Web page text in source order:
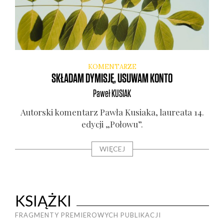
KOMENTARZE
SKŁADAM DYMISJĘ, USUWAM KONTO
PawełKUSIAK
Autor­ski komen­tarz Paw­ła Kusia­ka, lau­re­ata 14.
edy­cji „Poło­wu”.
WIĘCEJ
KSIĄŻKI
FRAGMENTY PREMIEROWYCH PUBLIKACJI